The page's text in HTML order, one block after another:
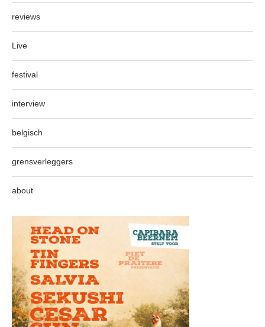
reviews
Live
festival
interview
belgisch
grensverleggers
about